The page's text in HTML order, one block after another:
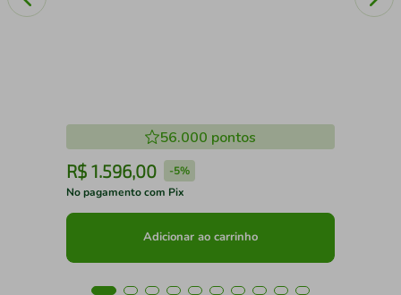
56.000 pontos
R$ 1.596,00 -5%
No pagamento com Pix
Adicionar ao carrinho